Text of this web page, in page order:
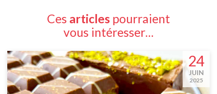
Ces articles pourraient
vous intéresser…
24
JUIN
2025